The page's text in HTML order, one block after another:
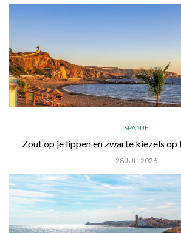
SPANJE
Zout op je lippen en zwarte kiezels op
28 JULI 2026